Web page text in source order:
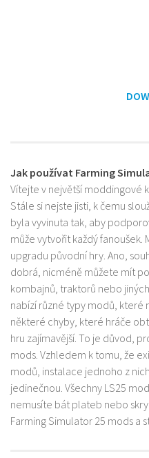
Jak používat Farming
Vítejte v největší moddingové
Stále si nejste jisti, k čemu
byla vyvinuta tak, aby
může vytvořit každý
upgradu původní hry. Ano,
dobrá, nicméně můžete mít
kombajnů, traktorů nebo
nabízí různé typy modů, které
některé chyby, které hráče
hru zajímavější. To je důvod,
mods. Vzhledem k tomu, že
modů, instalace jednoho z
jedinečnou. Všechny LS25
nemusíte bát plateb nebo
Farming Simulator 25 mods a